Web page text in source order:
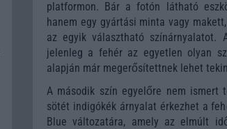
platformon. Bár a fotón látható
hanem egy gyártási minta vagy
az egyik választható színárnyalatot.
jelenleg a fehér az egyetlen olyan
alapján már megerősítettnek lehet
A második szín egyelőre nem ismert
sötét indigókék árnyalat érkezhet a
Blue változatára, amely az elmúlt